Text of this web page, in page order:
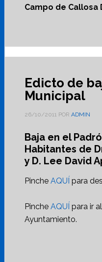
Campo de Callosa
Edicto de
Municipal
26/10/2011 POR ADMIN
Baja en el
Habitantes de
y D. Lee David
Pinche AQUÍ para
Pinche AQUÍ para ir
Ayuntamiento.